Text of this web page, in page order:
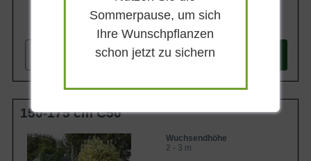
+ In den Warenkorb
150-175 cm C50
Wuchsendhöhe
2 - 3 m
Sommerpause, um sich
Ihre Wunschpflanzen
schon jetzt zu sichern